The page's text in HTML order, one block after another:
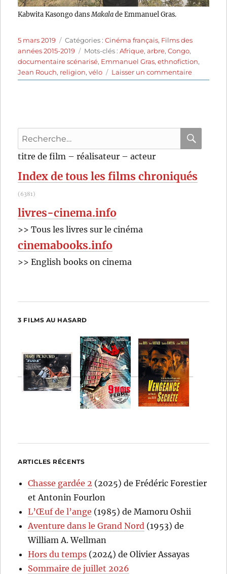
Kabwita Kasongo dans Makalade Emmanuel Gras.
Publié
le
5 mars 2019 Catégories
Catégories :Cinéma français, Films des
années 2015-2019
Étiquettes
Mots-clés :Afrique,arbre,Congo,
documentaire scénarisé, Emmanuel Gras,ethnofiction,
Jean Rouch, religion,vélo Laisser un commentairesur
Makala
Recherche
pour
titre de film – réalisateur – acteur
Index de tous les films chroniqués
(6381)
livres-cinema.info
>> Tous les livres sur le cinéma
cinemabooks.info
>> English books on cinema
3 FILMS AU HASARD
ARTICLES RÉCENTS
Chasse gardée 2 (2025) de Frédéric Forestier
et Antonin Fourlon
L’Œuf de l’ange (1985) de Mamoru Oshii
Aventure dans le Grand Nord (1953) de
William A. Wellman
Hors du temps (2024) de Olivier Assayas
Sommaire de juillet 2026